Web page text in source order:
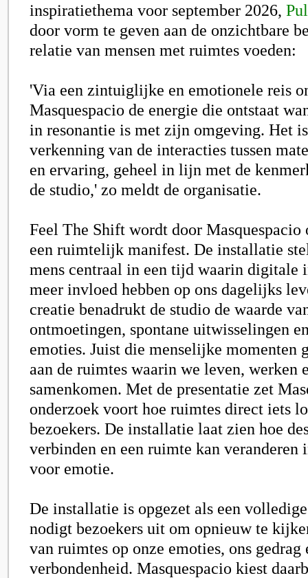
inspiratiethema voor september 2026,
door vorm te geven aan de onzichtbare
relatie van mensen met ruimtes voeden:
'Via een zintuiglijke en emotionele reis
Masquespacio de energie die ontstaat
in resonantie is met zijn omgeving. Het
verkenning van de interacties tussen
en ervaring, geheel in lijn met de
de studio,' zo meldt de organisatie.
Feel The Shift wordt door Masquespacio
een ruimtelijk manifest. De installatie
mens centraal in een tijd waarin digitale
meer invloed hebben op ons dagelijks
creatie benadrukt de studio de waarde
ontmoetingen, spontane uitwisselingen
emoties. Juist die menselijke momenten
aan de ruimtes waarin we leven, werken
samenkomen. Met de presentatie zet
onderzoek voort hoe ruimtes direct iets
bezoekers. De installatie laat zien hoe
verbinden en een ruimte kan veranderen
voor emotie.
De installatie is opgezet als een
nodigt bezoekers uit om opnieuw te
van ruimtes op onze emoties, ons gedrag
verbondenheid. Masquespacio kiest